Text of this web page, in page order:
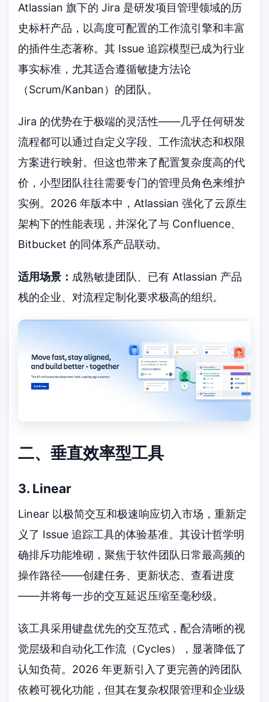
Atlassian 旗下的 Jira 是研发项目管理领域的历
史标杆产品，以高度可配置的工作流引擎和丰富
的插件生态著称。其 Issue 追踪模型已成为行业
事实标准，尤其适合遵循敏捷方法论
（Scrum/Kanban）的团队。
Jira 的优势在于极端的灵活性——几乎任何研发
流程都可以通过自定义字段、工作流状态和权限
方案进行映射。但这也带来了配置复杂度高的代
价，小型团队往往需要专门的管理员角色来维护
实例。2026 年版本中，Atlassian 强化了云原生
架构下的性能表现，并深化了与 Confluence、
Bitbucket 的同体系产品联动。
适用场景： 成熟敏捷团队、已有 Atlassian 产品
栈的企业、对流程定制化要求极高的组织。
二、垂直效率型工具
3. Linear
Linear 以极简交互和极速响应切入市场，重新定
义了 Issue 追踪工具的体验基准。其设计哲学明
确排斥功能堆砌，聚焦于软件团队日常最高频的
操作路径——创建任务、更新状态、查看进度
——并将每一步的交互延迟压缩至毫秒级。
该工具采用键盘优先的交互范式，配合清晰的视
觉层级和自动化工作流（Cycles），显著降低了
认知负荷。2026 年更新引入了更完善的跨团队
依赖可视化功能，但其在复杂权限管理和企业级